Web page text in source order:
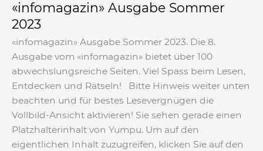
«infomagazin» Ausgabe Sommer
2023
«infomagazin» Ausgabe Sommer 2023. Die 8.
Ausgabe vom «infomagazin» bietet über 100
abwechslungsreiche Seiten. Viel Spass beim Lesen,
Entdecken und Rätseln! Bitte Hinweis weiter unten
beachten und für bestes Lesevergnügen die
Vollbild-Ansicht aktivieren! Sie sehen gerade einen
Platzhalterinhalt von Yumpu. Um auf den
eigentlichen Inhalt zuzugreifen, klicken Sie auf den